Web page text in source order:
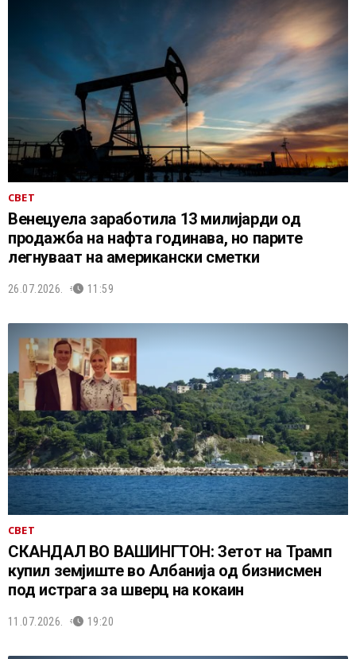
СВЕТ
Венецуела заработила 13 милијарди од
продажба на нафта годинава, но парите
легнуваат на американски сметки
26.07.2026. 11:59
СВЕТ
СКАНДАЛ ВО ВАШИНГТОН: Зетот на Трамп
купил земјиште во Албанија од бизнисмен
под истрага за шверц на кокаин
11.07.2026. 19:20